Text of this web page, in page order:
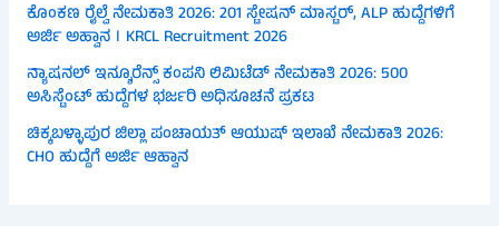
ಕೊಂಕಣ ರೈಲ್ವೆ ನೇಮಕಾತಿ 2026: 201 ಸ್ಟೇಷನ್ ಮಾಸ್ಟರ್, ALP ಹುದ್ದೆಗಳಿಗೆ
ಅರ್ಜಿ ಅಹ್ವಾನ । KRCL Recruitment 2026
ನ್ಯಾಷನಲ್ ಇನ್ಶೂರೆನ್ಸ್ ಕಂಪನಿ ಲಿಮಿಟೆಡ್ ನೇಮಕಾತಿ 2026: 500
ಅಸಿಸ್ಟೆಂಟ್ ಹುದ್ದೆಗಳ ಭರ್ಜರಿ ಅಧಿಸೂಚನೆ ಪ್ರಕಟ
ಚಿಕ್ಕಬಳ್ಳಾಪುರ ಜಿಲ್ಲಾ ಪಂಚಾಯತ್ ಆಯುಷ್ ಇಲಾಖೆ ನೇಮಕಾತಿ 2026:
CHO ಹುದ್ದೆಗೆ ಅರ್ಜಿ ಆಹ್ವಾನ